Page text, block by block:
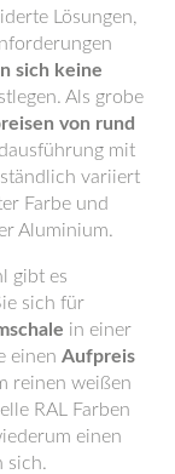
Lösungen,
sich keine
Als grobe
von rund
mit
variiert
Farbe und
Aluminium.
gibt es
sich für
in einer
einen Aufpreis
reinen weißen
RAL Farben
einen
sich.